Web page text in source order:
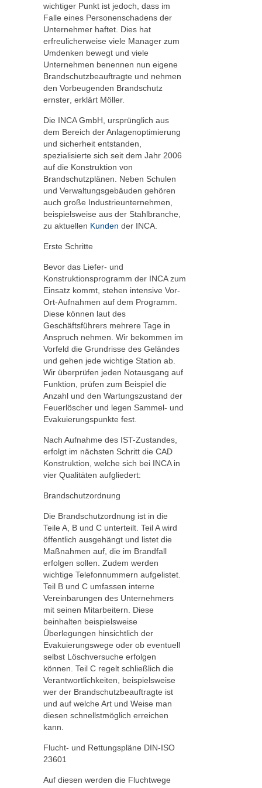
wichtiger Punkt ist jedoch, dass im
Falle eines Personenschadens der
Unternehmer haftet. Dies hat
erfreulicherweise viele Manager zum
Umdenken bewegt und viele
Unternehmen benennen nun eigene
Brandschutzbeauftragte und nehmen
den Vorbeugenden Brandschutz
ernster, erklärt Möller.
Die INCA GmbH, ursprünglich aus
dem Bereich der Anlagenoptimierung
und sicherheit entstanden,
spezialisierte sich seit dem Jahr 2006
auf die Konstruktion von
Brandschutzplänen. Neben Schulen
und Verwaltungsgebäuden gehören
auch große Industrieunternehmen,
beispielsweise aus der Stahlbranche,
zu aktuellen Kunden der INCA.
Erste Schritte
Bevor das Liefer- und
Konstruktionsprogramm der INCA zum
Einsatz kommt, stehen intensive Vor-
Ort-Aufnahmen auf dem Programm.
Diese können laut des
Geschäftsführers mehrere Tage in
Anspruch nehmen. Wir bekommen im
Vorfeld die Grundrisse des Geländes
und gehen jede wichtige Station ab.
Wir überprüfen jeden Notausgang auf
Funktion, prüfen zum Beispiel die
Anzahl und den Wartungszustand der
Feuerlöscher und legen Sammel- und
Evakuierungspunkte fest.
Nach Aufnahme des IST-Zustandes,
erfolgt im nächsten Schritt die CAD
Konstruktion, welche sich bei INCA in
vier Qualitäten aufgliedert:
Brandschutzordnung
Die Brandschutzordnung ist in die
Teile A, B und C unterteilt. Teil A wird
öffentlich ausgehängt und listet die
Maßnahmen auf, die im Brandfall
erfolgen sollen. Zudem werden
wichtige Telefonnummern aufgelistet.
Teil B und C umfassen interne
Vereinbarungen des Unternehmers
mit seinen Mitarbeitern. Diese
beinhalten beispielsweise
Überlegungen hinsichtlich der
Evakuierungswege oder ob eventuell
selbst Löschversuche erfolgen
können. Teil C regelt schließlich die
Verantwortlichkeiten, beispielsweise
wer der Brandschutzbeauftragte ist
und auf welche Art und Weise man
diesen schnellstmöglich erreichen
kann.
Flucht- und Rettungspläne DIN-ISO
23601
Auf diesen werden die Fluchtwege